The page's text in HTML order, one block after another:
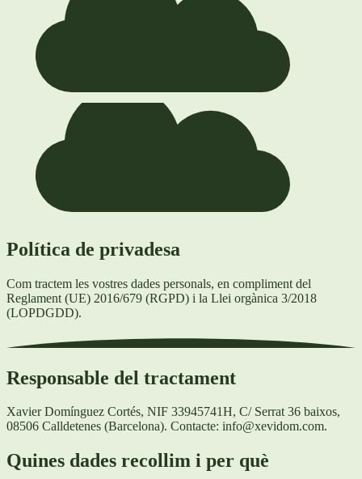
Política de privadesa
Com tractem les vostres dades personals, en compliment del
Reglament (UE) 2016/679 (RGPD) i la Llei orgànica 3/2018
(LOPDGDD).
Responsable del tractament
Xavier Domínguez Cortés, NIF 33945741H, C/ Serrat 36 baixos,
08506 Calldetenes (Barcelona). Contacte: info@xevidom.com.
Quines dades recollim i per què